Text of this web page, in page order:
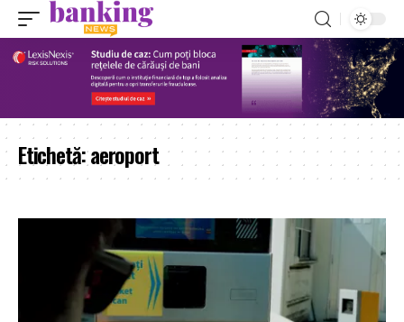
Etichetă:aeroport